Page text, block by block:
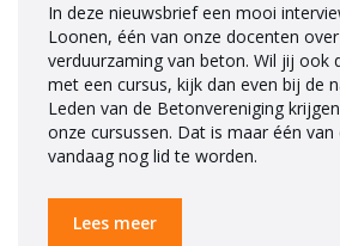
In deze nieuwsbrief een mooi
Loonen, één van onze docenten
verduurzaming van beton. Wil jij ook
met een cursus, kijk dan even bij de
Leden van de Betonvereniging
onze cursussen. Dat is maar één
vandaag nog lid te worden.
Lees meer